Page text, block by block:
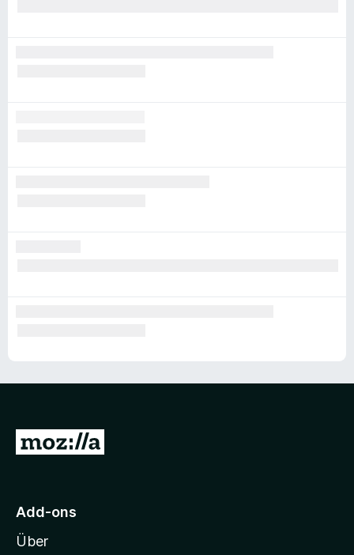
Z
M
z
Add-ons
Über